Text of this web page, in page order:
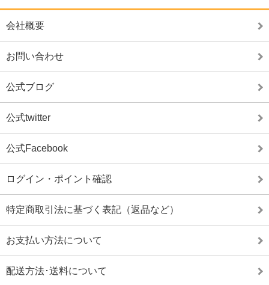
会社概要
お問い合わせ
公式ブログ
公式twitter
公式Facebook
ログイン・ポイント確認
特定商取引法に基づく表記（返品など）
お支払い方法について
配送方法･送料について